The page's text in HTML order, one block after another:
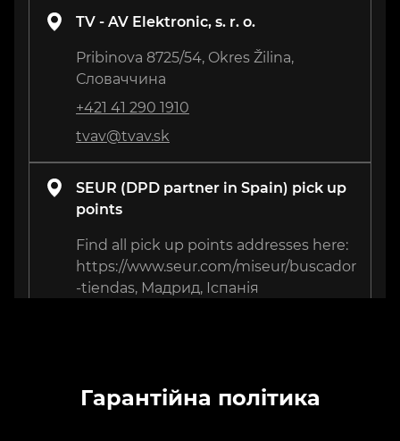
TV - AV Elektronic, s. r. o.
Pribinova 8725/54, Okres Žilina,
Словаччина
+421 41 290 1910
tvav@tvav.sk
SEUR (DPD partner in Spain) pick up
points
Find all pick up points addresses here:
https://www.seur.com/miseur/buscador
-tiendas, Мадрид, Іспанія
+374 41 67 76 44
Гарантійна політика